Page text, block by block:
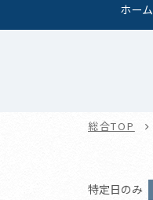
ホーム
総合TOP
特定日のみ